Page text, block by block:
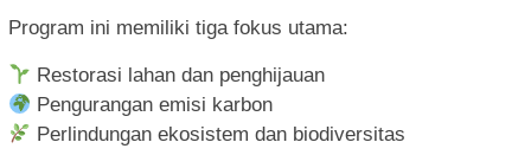
Program ini memiliki tiga fokus utama:
Restorasi lahan dan penghijauan
Pengurangan emisi karbon
Perlindungan ekosistem dan biodiversitas